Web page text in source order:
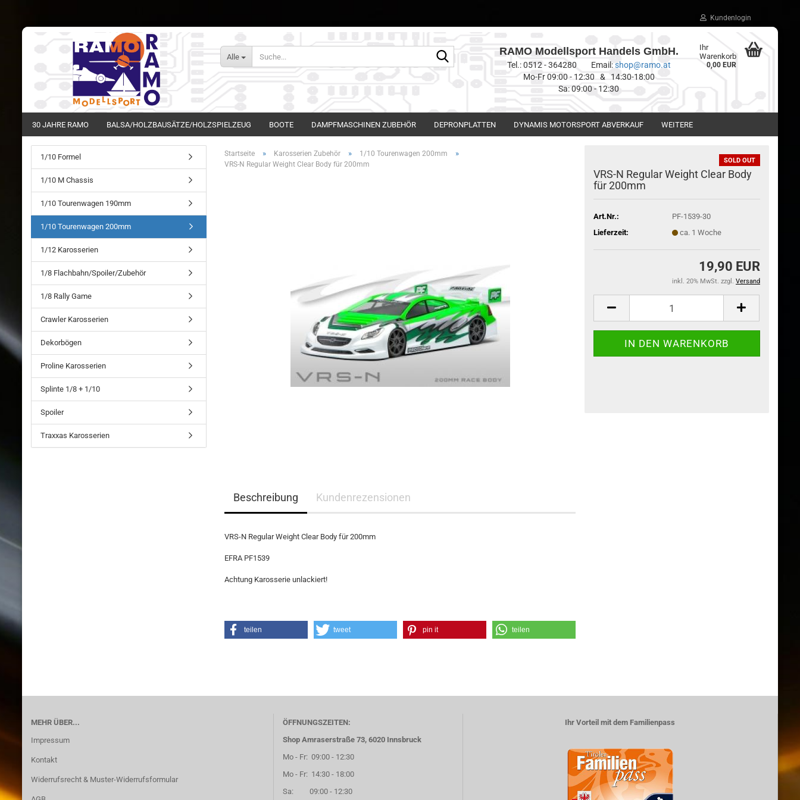
Kundenlogin
Alle RAMO Modellsport Handels GmbH.
Tel.: 0512 - 364280 Email:shop@ramo.at
Mo-Fr 09:00 - 12:30 & 14:30-18:00
Sa: 09:00 - 12:30
Ihr
Warenkorb
0,00 EUR
30 JAHRE RAMO BALSA/HOLZBAUSÄTZE/HOLZSPIELZEUG BOOTE DAMPFMASCHINEN ZUBEHÖR DEPRONPLATTEN DYNAMIS MOTORSPORT ABVERKAUF WEITERE
Startseite » Karosserien Zubehör » 1/10 Tourenwagen 200mm »
VRS-N Regular Weight Clear Body für 200mm SOLD OUT
VRS-N Regular Weight Clear Body
für 200mm
Art.Nr.:
PF-1539-30
Lieferzeit:
ca. 1 Woche
19,90 EUR
inkl. 20% MwSt. zzgl. Versand
Beschreibung Kundenrezensionen
VRS-N Regular Weight Clear Body für 200mm
EFRA PF1539
Achtung Karosserie unlackiert!
teilen tweet pin it teilen
1/10 Formel
1/10 M Chassis
1/10 Tourenwagen 190mm
1/10 Tourenwagen 200mm
1/12 Karosserien
1/8 Flachbahn/Spoiler/Zubehör
1/8 Rally Game
Crawler Karosserien
Dekorbögen
Proline Karosserien
Splinte 1/8 + 1/10
Spoiler
Traxxas Karosserien
MEHR ÜBER...
Impressum
Kontakt
Widerrufsrecht & Muster-Widerrufsformular
ÖFFNUNGSZEITEN:
Shop Amraserstraße 73, 6020 Innsbruck
Mo - Fr: 09:00 - 12:30
Mo - Fr: 14:30 - 18:00
Sa: 09:00 - 12:30
Ihr Vorteil mit dem Familienpass